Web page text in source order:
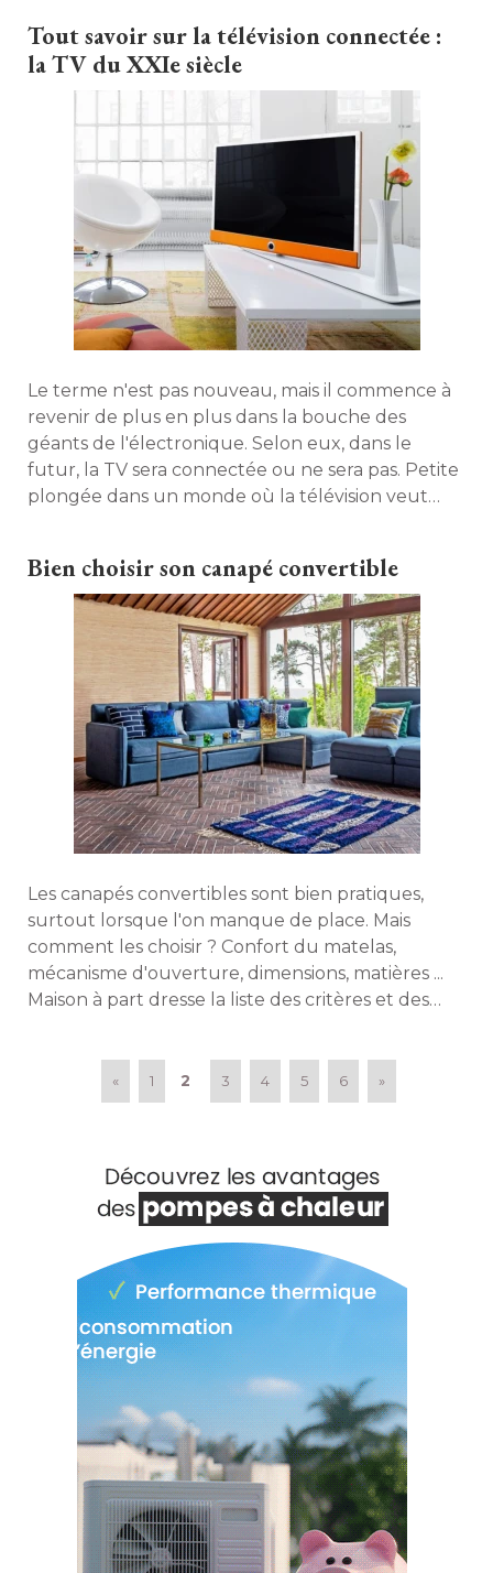
Tout savoir sur la télévision connectée :
la TV du XXIe siècle
Le terme n'est pas nouveau, mais il commence à
revenir de plus en plus dans la bouche des
géants de l'électronique. Selon eux, dans le
futur, la TV sera connectée ou ne sera pas. Petite
plongée dans un monde où la télévision veut
Bien choisir son canapé convertible
Les canapés convertibles sont bien pratiques,
surtout lorsque l'on manque de place. Mais
comment les choisir ? Confort du matelas,
mécanisme d'ouverture, dimensions, matières ...
Maison à part dresse la liste des critères et des
« 1 2 3 4 5 6 »